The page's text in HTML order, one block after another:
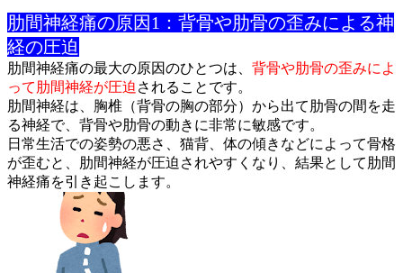
肋間神経痛の原因1：背骨や肋骨の歪みによる神
経の圧迫
肋間神経痛の最大の原因のひとつは、 背骨や肋骨の歪みによ
って肋間神経が圧迫 されることです。
肋間神経は、胸椎（背骨の胸の部分）から出て肋骨の間を走
る神経で、背骨や肋骨の動きに非常に敏感です。
日常生活での姿勢の悪さ、猫背、体の傾きなどによって骨格
が歪むと、肋間神経が圧迫されやすくなり、結果として肋間
神経痛を引き 起こします。